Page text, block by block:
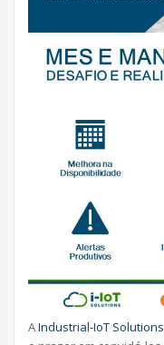
AIndustrial-IoT Solutions